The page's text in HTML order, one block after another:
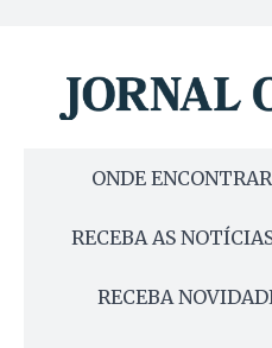
ONDE
RECEBA AS
RECEBA